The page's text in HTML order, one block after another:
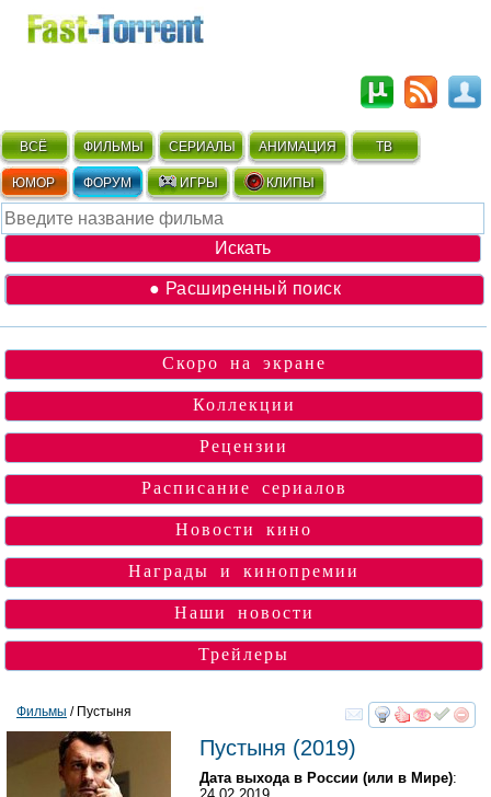
ВСЁ ФИЛЬМЫ СЕРИАЛЫ АНИМАЦИЯ ТВ
ЮМОР ФОРУМ ИГРЫ КЛИПЫ
● Расширенный поиск
Скоро на экране
Коллекции
Рецензии
Расписание сериалов
Новости кино
Награды и кинопремии
Наши новости
Трейлеры
смотреть
Фильмы / Пустыня
Пустыня (2019)
Дата выхода в России (или в Мире):